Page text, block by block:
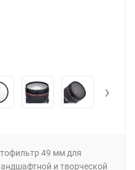
›
49 мм для
и творческой